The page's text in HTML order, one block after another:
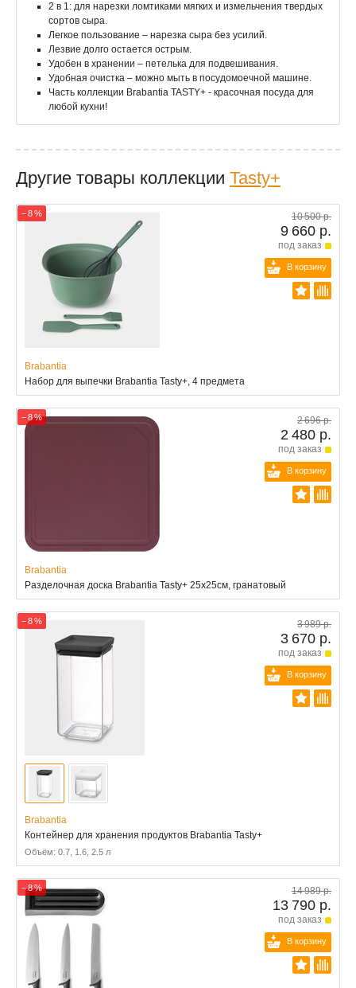
2 в 1: для нарезки ломтиками мягких и измельчения твердых
сортов сыра.
Легкое пользование – нарезка сыра без усилий.
Лезвие долго остается острым.
Удобен в хранении – петелька для подвешивания.
Удобная очистка – можно мыть в посудомоечной машине.
Часть коллекции Brabantia TASTY+ - красочная посуда для
любой кухни!
Другие товары коллекции Tasty+
− 8 % 10 500 р.
9 660 р.
под заказ
В корзину
Brabantia
Набор для выпечки Brabantia Tasty+, 4 предмета
− 8 % 2 696 р.
2 480 р.
под заказ
В корзину
Brabantia
Разделочная доска Brabantia Tasty+ 25x25см, гранатовый
− 8 % 3 989 р.
3 670 р.
под заказ
В корзину
Brabantia
Контейнер для хранения продуктов Brabantia Tasty+
Объём: 0.7, 1.6, 2.5 л
− 8 % 14 989 р.
13 790 р.
под заказ
В корзину